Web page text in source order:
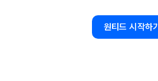
그 무엇보다 안심되는 말이더라고요.
원티드 시작하기